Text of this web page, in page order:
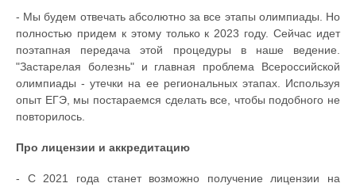
- Мы будем отвечать абсолютно за все этапы олимпиады. Но
полностью придем к этому только к 2023 году. Сейчас идет
поэтапная передача этой процедуры в наше ведение.
"Застарелая болезнь" и главная проблема Всероссийской
олимпиады - утечки на ее региональных этапах. Используя
опыт ЕГЭ, мы постараемся сделать все, чтобы подобного не
повторилось.
Про лицензии и аккредитацию
- С 2021 года станет возможно получение лицензии на